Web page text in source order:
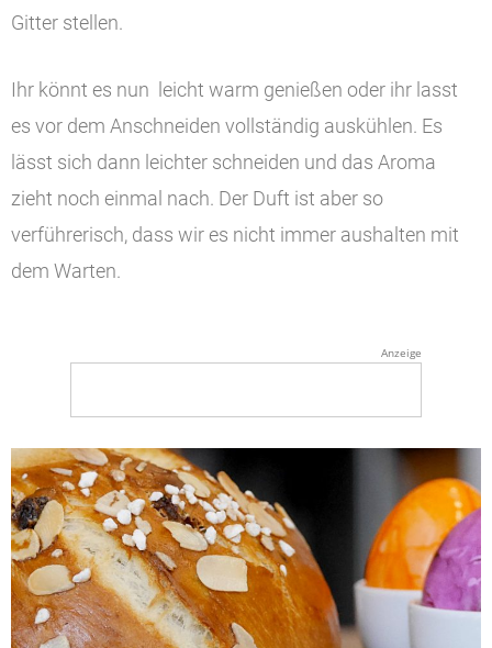
Gitter stellen.
Ihr könnt es nun leicht warm genießen oder ihr lasst
es vor dem Anschneiden vollständig auskühlen. Es
lässt sich dann leichter schneiden und das Aroma
zieht noch einmal nach. Der Duft ist aber so
verführerisch, dass wir es nicht immer aushalten mit
dem Warten.
Anzeige